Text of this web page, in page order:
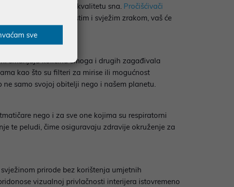
ozbiljno utjecati na kvalitetu sna. Pročišćivači
tijekom noći. S čistim i svježim zrakom, vaš će
smanjuju količinu smoga i drugih zagađivala
kao što su filteri za mirise ili mogućnost
samo svojoj obitelji nego i našem planetu.
nego i za sve one kojima su respiratorni
te peludi, čime osiguravaju zdravije okruženje za
prirode bez korištenja umjetnih
vizualnoj privlačnosti interijera istovremeno
sve